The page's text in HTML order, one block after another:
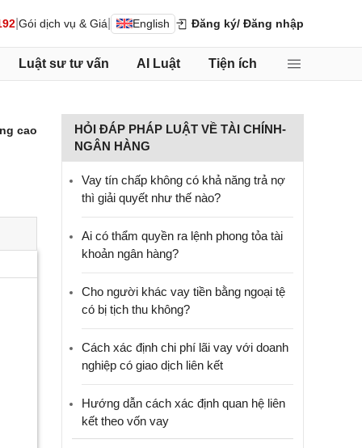
Gói dịch vụ & Giá English Đăng ký/ Đăng nhập
Luật sư tư vấn AI Luật Tiện ích
cao
HỎI ĐÁP PHÁP LUẬT VỀ TÀI CHÍNH-
NGÂN HÀNG
Vay tín chấp không có khả năng trả nợ
thì giải quyết như thế nào?
Ai có thẩm quyền ra lệnh phong tỏa tài
khoản ngân hàng?
Cho người khác vay tiền bằng ngoại tệ
có bị tịch thu không?
Cách xác định chi phí lãi vay với doanh
nghiệp có giao dịch liên kết
Hướng dẫn cách xác định quan hệ liên
kết theo vốn vay